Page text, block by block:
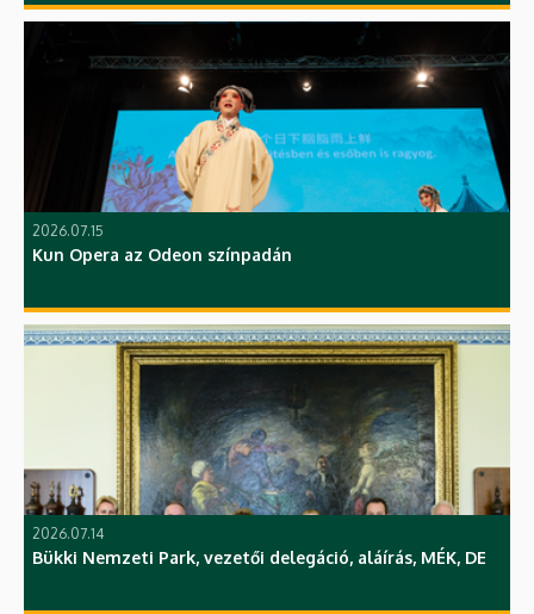
2026.07.15
Kun Opera az Odeon színpadán
2026.07.14
Bükki Nemzeti Park, vezetői delegáció, aláírás, MÉK, DE